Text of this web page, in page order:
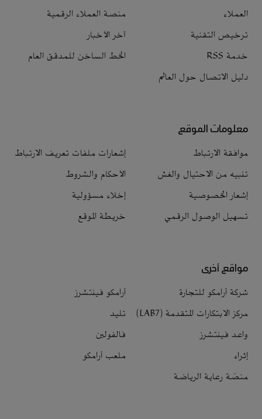
العملاء
منصة العملاء الرقمية
ترخيص التقنية
آخر الأخبار
خدمة RSS
الخط الساخن للمدقق العام
دليل الاتصال حول العالم
معلومات الموقع
موافقة الارتباط
إشعارات ملفات تعريف الارتباط
تنبيه من الاحتيال والغش
الأحكام والشروط
إشعار الخصوصية
إخلاء مسؤولية
تسهيل الوصول الرقمي
خريطة الموقع
مواقع أخرى
شركة أرامكو للتجارة
أرامكو فينتشرز
مركز الابتكارات المتقدمة (LAB7)
تليد
واعد فينتشرز
فالفولين
إثراء
ملعب أرامكو
منصّة رعاية الرياضة